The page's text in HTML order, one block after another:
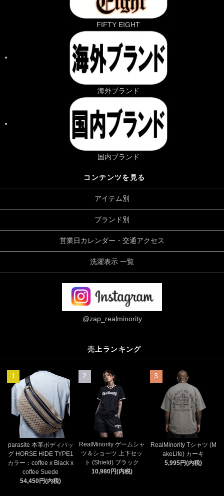
FIFTY EIGHT
海外ブランド
国内ブランド
コンテンツを見る
アイテム別
ブランド別
営業日カレンダー・交通アクセス
洗濯表示 一覧
@zap_realminority
売上ランキング
1
parasite 本革ボディバッ
グ HORSE HIDE TYPE1
カラー：coffee x Black x
coffee Suede
54,450円(内税)
2
RealMinority ゲームシャ
ツ＆ショーツ 上下セッ
ト (Shield) ブラック
10,980円(内税)
3
RealMinority Tシャツ (M
akeLife) カーキ
5,995円(内税)